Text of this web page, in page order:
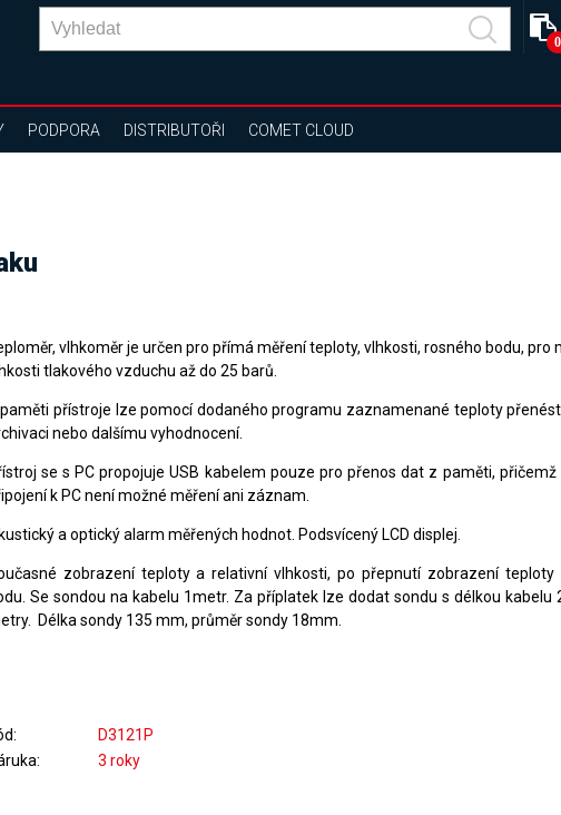
0
PODPORA DISTRIBUTOŘI COMET CLOUD
vlhkoměr je určen pro přímá měření teploty, vlhkosti, rosného bodu, pro
tlakového vzduchu až do 25 barů.
přístroje lze pomocí dodaného programu zaznamenané teploty
nebo dalšímu vyhodnocení.
se s PC propojuje USB kabelem pouze pro přenos dat z paměti, přičemž
k PC není možné měření ani záznam.
a optický alarm měřených hodnot. Podsvícený LCD displej.
zobrazení teploty a relativní vlhkosti, po přepnutí zobrazení teploty
Se sondou na kabelu 1metr. Za příplatek lze dodat sondu s délkou kabelu
Délka sondy 135 mm, průměr sondy 18mm.
D3121P
3 roky